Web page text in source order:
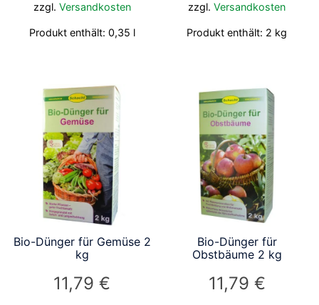
zzgl. Versandkosten
Produkt enthält: 0,35 l
zzgl.Versandkosten
Produkt enthält: 2 kg
Bio-Dünger für Gemüse 2
kg
11,79€
Bio-Dünger für
Obstbäume 2 kg
11,79 €